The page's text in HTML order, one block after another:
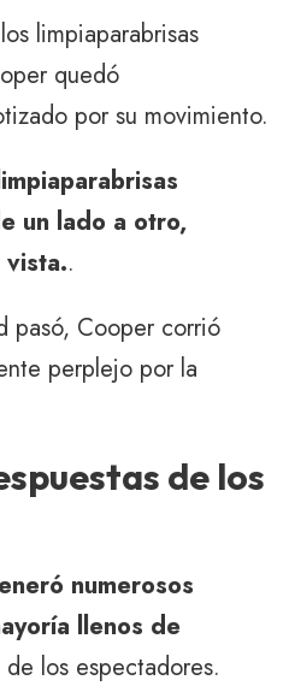
limpiaparabrisas
quedó
por su movimiento.
un lado a otro,
.
pasó, Cooper corrió
perplejo por la
de los
numerosos
llenos de
de los espectadores.